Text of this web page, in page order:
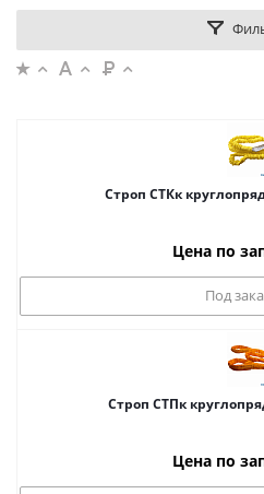
Строп СТКк
Цена по
Под
Строп СТПк
Цена по